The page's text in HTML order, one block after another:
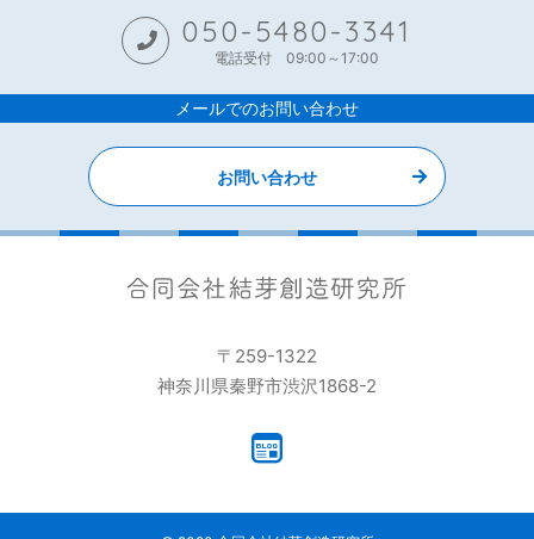
050-5480-3341
電話受付 09:00～17:00
メールでのお問い合わせ
お問い合わせ
〒259-1322
神奈川県秦野市渋沢1868-2